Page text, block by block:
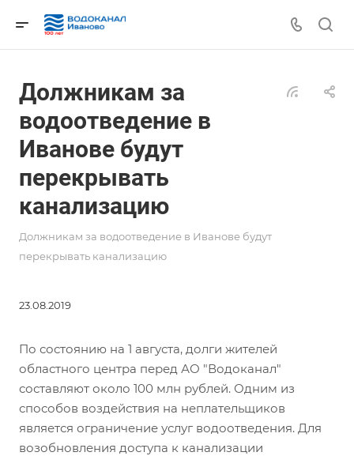
Должникам за
водоотведение в
Иванове будут
перекрывать
канализацию
Должникам за водоотведение в Иванове будут
перекрывать канализацию
23.08.2019
По состоянию на 1 августа, долги жителей
областного центра перед АО "Водоканал"
составляют около 100 млн рублей. Одним из
способов воздействия на неплательщиков
является ограничение услуг водоотведения. Для
возобновления доступа к канализации